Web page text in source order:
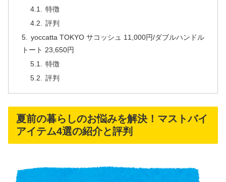
特徴
評判
yoccatta TOKYO サコッシュ 11,000円/ダブルハンドル
トート 23,650円
特徴
評判
夏前の暮らしのお悩みを解決！マストバイ
アイテム4選の紹介と評判